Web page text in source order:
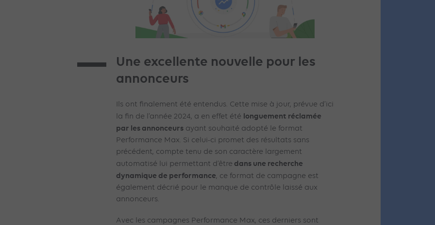
Une excellente nouvelle pour les
annonceurs
Ils ont finalement été entendus. Cette mise à jour, prévue d’ici
la fin de l’année 2024, a en effet été longuement réclamée
par les annonceurs ayant souhaité adopté le format
Performance Max. Si celui-ci promet des résultats sans
précédent, compte tenu de son caractère largement
automatisé lui permettant d’être dans une recherche
dynamique de performance, ce format de campagne est
également décrié pour le manque de contrôle laissé aux
annonceurs.
Avec les campagnes Performance Max, ces derniers sont